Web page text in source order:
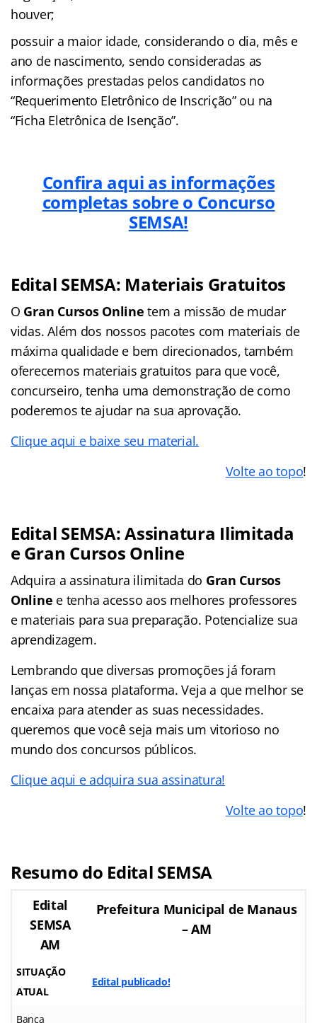
houver;
possuir a maior idade, considerando o dia, mês e
ano de nascimento, sendo consideradas as
informações prestadas pelos candidatos no
“Requerimento Eletrônico de Inscrição” ou na
“Ficha Eletrônica de Isenção”.
Confira aqui as informações
completas sobre o Concurso
SEMSA!
Edital SEMSA: Materiais Gratuitos
O Gran Cursos Onlinetem a missão de mudar
vidas. Além dos nossos pacotes com materiais de
máxima qualidade e bem direcionados, também
oferecemos materiais gratuitos para que você,
concurseiro, tenha uma demonstração de como
poderemos te ajudar na sua aprovação.
Clique aqui e baixe seu material.
Volte ao topo!
Edital SEMSA: Assinatura Ilimitada
e Gran Cursos Online
Adquira a assinatura ilimitada do Gran Cursos
Online e tenha acesso aos melhores professores
e materiais para sua preparação. Potencialize sua
aprendizagem.
Lembrando que diversas promoções já foram
lanças em nossa plataforma. Veja a que melhor se
encaixa para atender as suas necessidades.
queremos que você seja mais um vitorioso no
mundo dos concursos públicos.
Clique aqui e adquira sua assinatura!
Volte ao topo!
Resumo do Edital SEMSA
Edital
SEMSA
AM
Prefeitura Municipal de Manaus
– AM
SITUAÇÃO
ATUAL
Edital publicado!
Banca